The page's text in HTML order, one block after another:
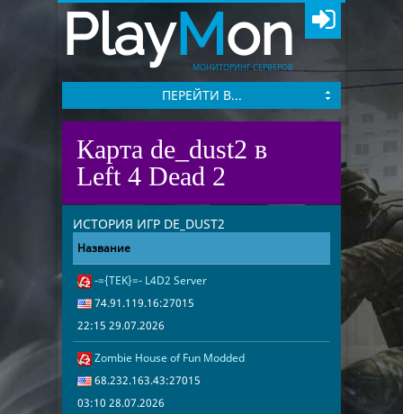
PlayMon
МОНИТОРИНГ СЕРВЕРОВ
ПЕРЕЙТИ В...
Карта de_dust2 в
Left 4 Dead 2
ИСТОРИЯ ИГР DE_DUST2
Название Адрес
Дата
-={TEK}=- L4D2 Server
74.91.119.16:27015
22:15 29.07.2026
22:15
Zombie House of Fun Modded
68.232.163.43:27015
03:10 28.07.2026
03:10